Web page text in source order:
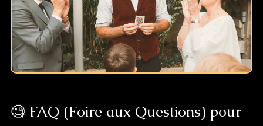
🧐 FAQ (Foire aux Questions) pour